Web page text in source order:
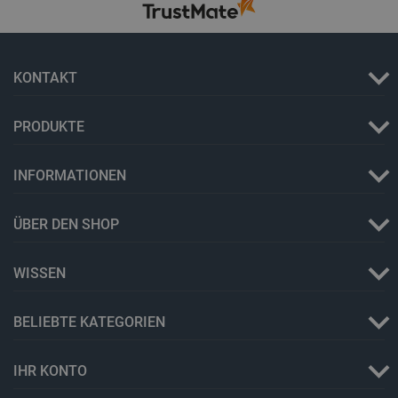
KONTAKT
PRODUKTE
INFORMATIONEN
ÜBER DEN SHOP
WISSEN
BELIEBTE KATEGORIEN
IHR KONTO
critData